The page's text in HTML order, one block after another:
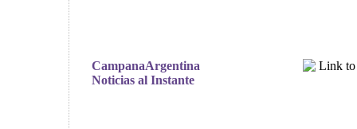
CampanaArgentina
Noticias al Instante